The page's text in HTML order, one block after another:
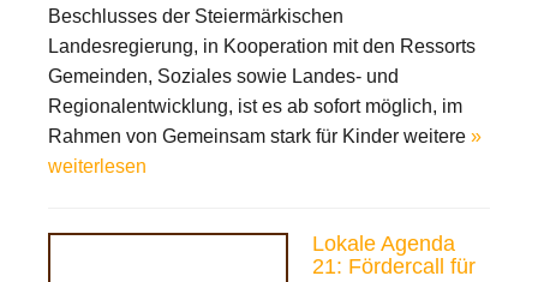
Beschlusses der Steiermärkischen
Landesregierung, in Kooperation mit den Ressorts
Gemeinden, Soziales sowie Landes- und
Regionalentwicklung, ist es ab sofort möglich, im
Rahmen von Gemeinsam stark für Kinder weitere »
weiterlesen
Lokale Agenda
21: Fördercall für